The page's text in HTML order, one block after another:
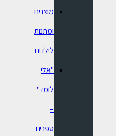
מוצרים
ומתנות
לילדים
"אלי
לומד"
–
ספרים